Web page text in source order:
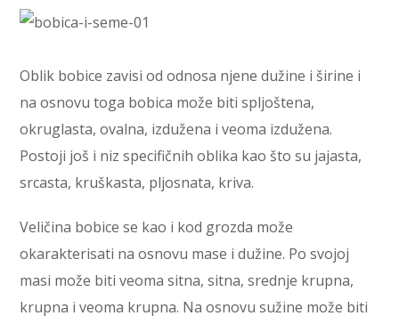
Oblik bobice zavisi od odnosa njene dužine i širine i
na osnovu toga bobica može biti spljoštena,
okruglasta, ovalna, izdužena i veoma izdužena.
Postoji još i niz specifičnih oblika kao što su jajasta,
srcasta, kruškasta, pljosnata, kriva.
Veličina bobice se kao i kod grozda može
okarakterisati na osnovu mase i dužine. Po svojoj
masi može biti veoma sitna, sitna, srednje krupna,
krupna i veoma krupna. Na osnovu sužine može biti